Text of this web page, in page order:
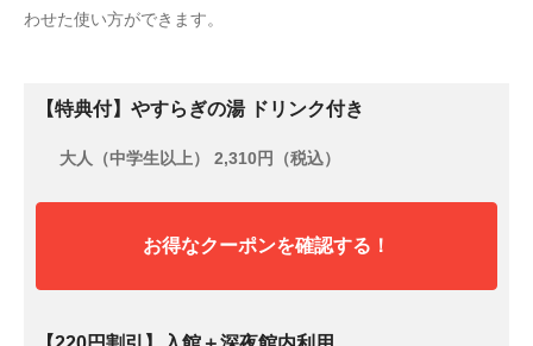
わせた使い方ができます。
【特典付】やすらぎの湯 ドリンク付き
大人（中学生以上） 2,310円（税込）
お得なクーポンを確認する！